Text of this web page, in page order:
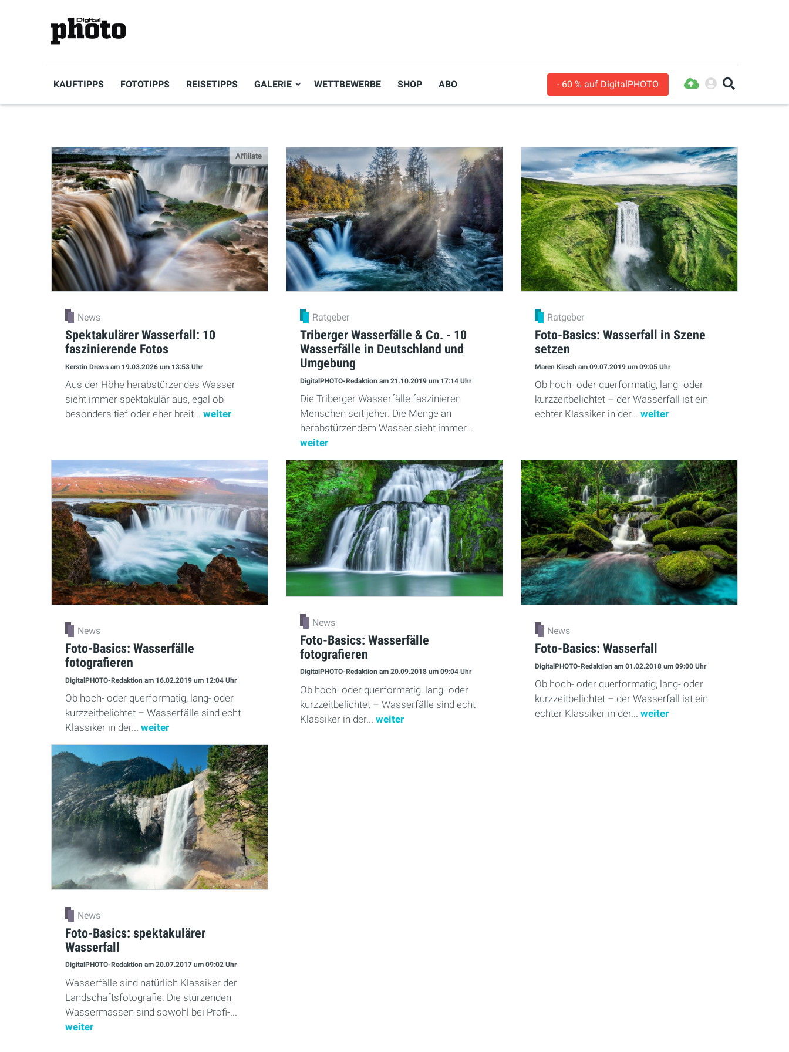
KAUFTIPPS FOTOTIPPS REISETIPPS GALERIE WETTBEWERBE SHOP ABO - 60 % auf DigitalPHOTO
Affiliate
News
Spektakulärer Wasserfall: 10
faszinierende Fotos
Kerstin Drews am 19.03.2026 um 13:53 Uhr
Aus der Höhe herabstürzendes Wasser
sieht immer spektakulär aus, egal ob
besonders tief oder eher breit... weiter
Ratgeber
Triberger Wasserfälle & Co. - 10
Wasserfälle in Deutschland und
Umgebung
DigitalPHOTO-Redaktion am 21.10.2019 um 17:14 Uhr
Die Triberger Wasserfälle faszinieren
Menschen seit jeher. Die Menge an
herabstürzendem Wasser sieht immer...
weiter
Ratgeber
Foto-Basics: Wasserfall in Szene
setzen
Maren Kirsch am 09.07.2019 um 09:05 Uhr
Ob hoch- oder querformatig, lang- oder
kurzzeitbelichtet – der Wasserfall ist ein
echter Klassiker in der... weiter
News
Foto-Basics: Wasserfälle
fotografieren
DigitalPHOTO-Redaktion am 16.02.2019 um 12:04 Uhr
Ob hoch- oder querformatig, lang- oder
kurzzeitbelichtet – Wasserfälle sind echt
Klassiker in der... weiter
News
Foto-Basics: Wasserfälle
fotografieren
DigitalPHOTO-Redaktion am 20.09.2018 um 09:04 Uhr
Ob hoch- oder querformatig, lang- oder
kurzzeitbelichtet – Wasserfälle sind echt
Klassiker in der... weiter
News
Foto-Basics: Wasserfall
DigitalPHOTO-Redaktion am 01.02.2018 um 09:00 Uhr
Ob hoch- oder querformatig, lang- oder
kurzzeitbelichtet – der Wasserfall ist ein
echter Klassiker in der... weiter
News
Foto-Basics: spektakulärer
Wasserfall
DigitalPHOTO-Redaktion am 20.07.2017 um 09:02 Uhr
Wasserfälle sind natürlich Klassiker der
Landschaftsfotografie. Die stürzenden
Wassermassen sind sowohl bei Profi-...
weiter